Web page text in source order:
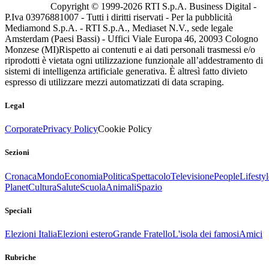
Copyright © 1999-2026 RTI S.p.A. Business Digital -
P.Iva 03976881007 - Tutti i diritti riservati - Per la pubblicità
Mediamond S.p.A. - RTI S.p.A., Mediaset N.V., sede legale
Amsterdam (Paesi Bassi) - Uffici Viale Europa 46, 20093 Cologno
Monzese (MI)Rispetto ai contenuti e ai dati personali trasmessi e/o
riprodotti è vietata ogni utilizzazione funzionale all’addestramento di
sistemi di intelligenza artificiale generativa. È altresì fatto divieto
espresso di utilizzare mezzi automatizzati di data scraping.
Legal
CorporatePrivacy PolicyCookie Policy
Sezioni
CronacaMondoEconomiaPoliticaSpettacoloTelevisionePeople
PlanetCulturaSaluteScuolaAnimaliSpazio
Speciali
Elezioni ItaliaElezioni esteroGrande FratelloL'isola dei famosiAmici
Rubriche